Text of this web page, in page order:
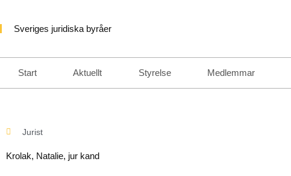
innehåll
Sveriges juridiska byråer
Start Aktuellt Styrelse Medlemmar
Jurist
Krolak, Natalie, jur kand